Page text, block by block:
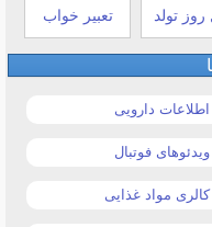
روز تولد تعبیر خواب
اطلاعات دارویی
ویدئوهای فوتبال
کالری مواد غذایی